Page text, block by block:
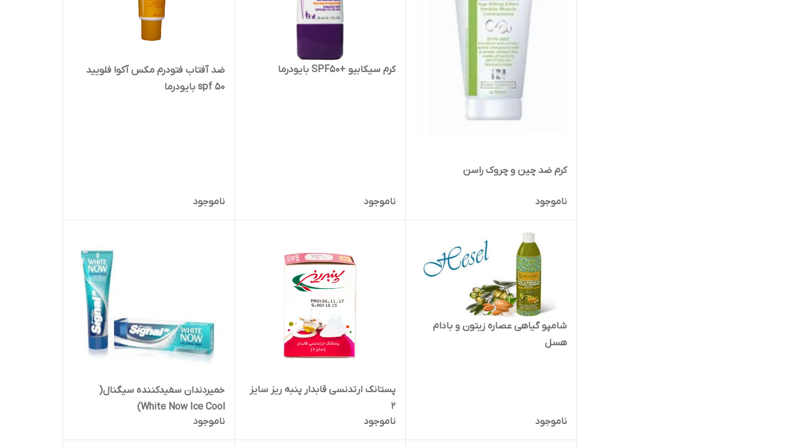
کرم ضد چین و چروک راسن
ناموجود
کرم سیکابیو +SPF50 بایودرما
ناموجود
ضد آفتاب فتودرم مکس آکوا فلویید
spf 50 بایودرما
ناموجود
شامپو گیاهی عصاره زیتون و بادام
هسل
ناموجود
پستانک ارتدنسی قابدار پنبه ریز سایز
2
ناموجود
خمیردندان سفیدکننده سیگنال(
White Now Ice Cool)
ناموجود